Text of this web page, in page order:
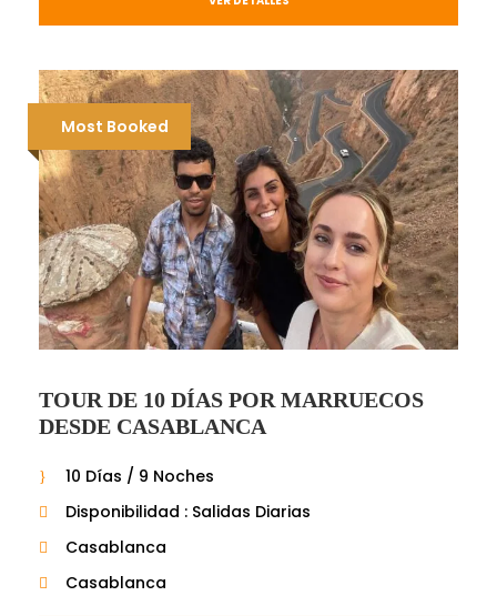
Most Booked
TOUR DE 10 DÍAS POR MARRUECOS
DESDE CASABLANCA
10 Días / 9 Noches
Disponibilidad : Salidas Diarias
Casablanca
Casablanca